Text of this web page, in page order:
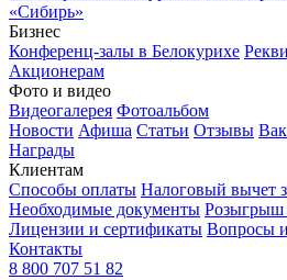
«Сибирь»
Бизнес
Конференц-залы в Белокурихе
Акционерам
Фото и видео
Видеогалерея Фотоальбом
Новости Афиша Статьи Отзывы
Награды
Клиентам
Способы оплаты Налоговый вычет
Необходимые документы Розыгрыш
Лицензии и сертификаты Вопросы
Контакты
8 800 707 51 82